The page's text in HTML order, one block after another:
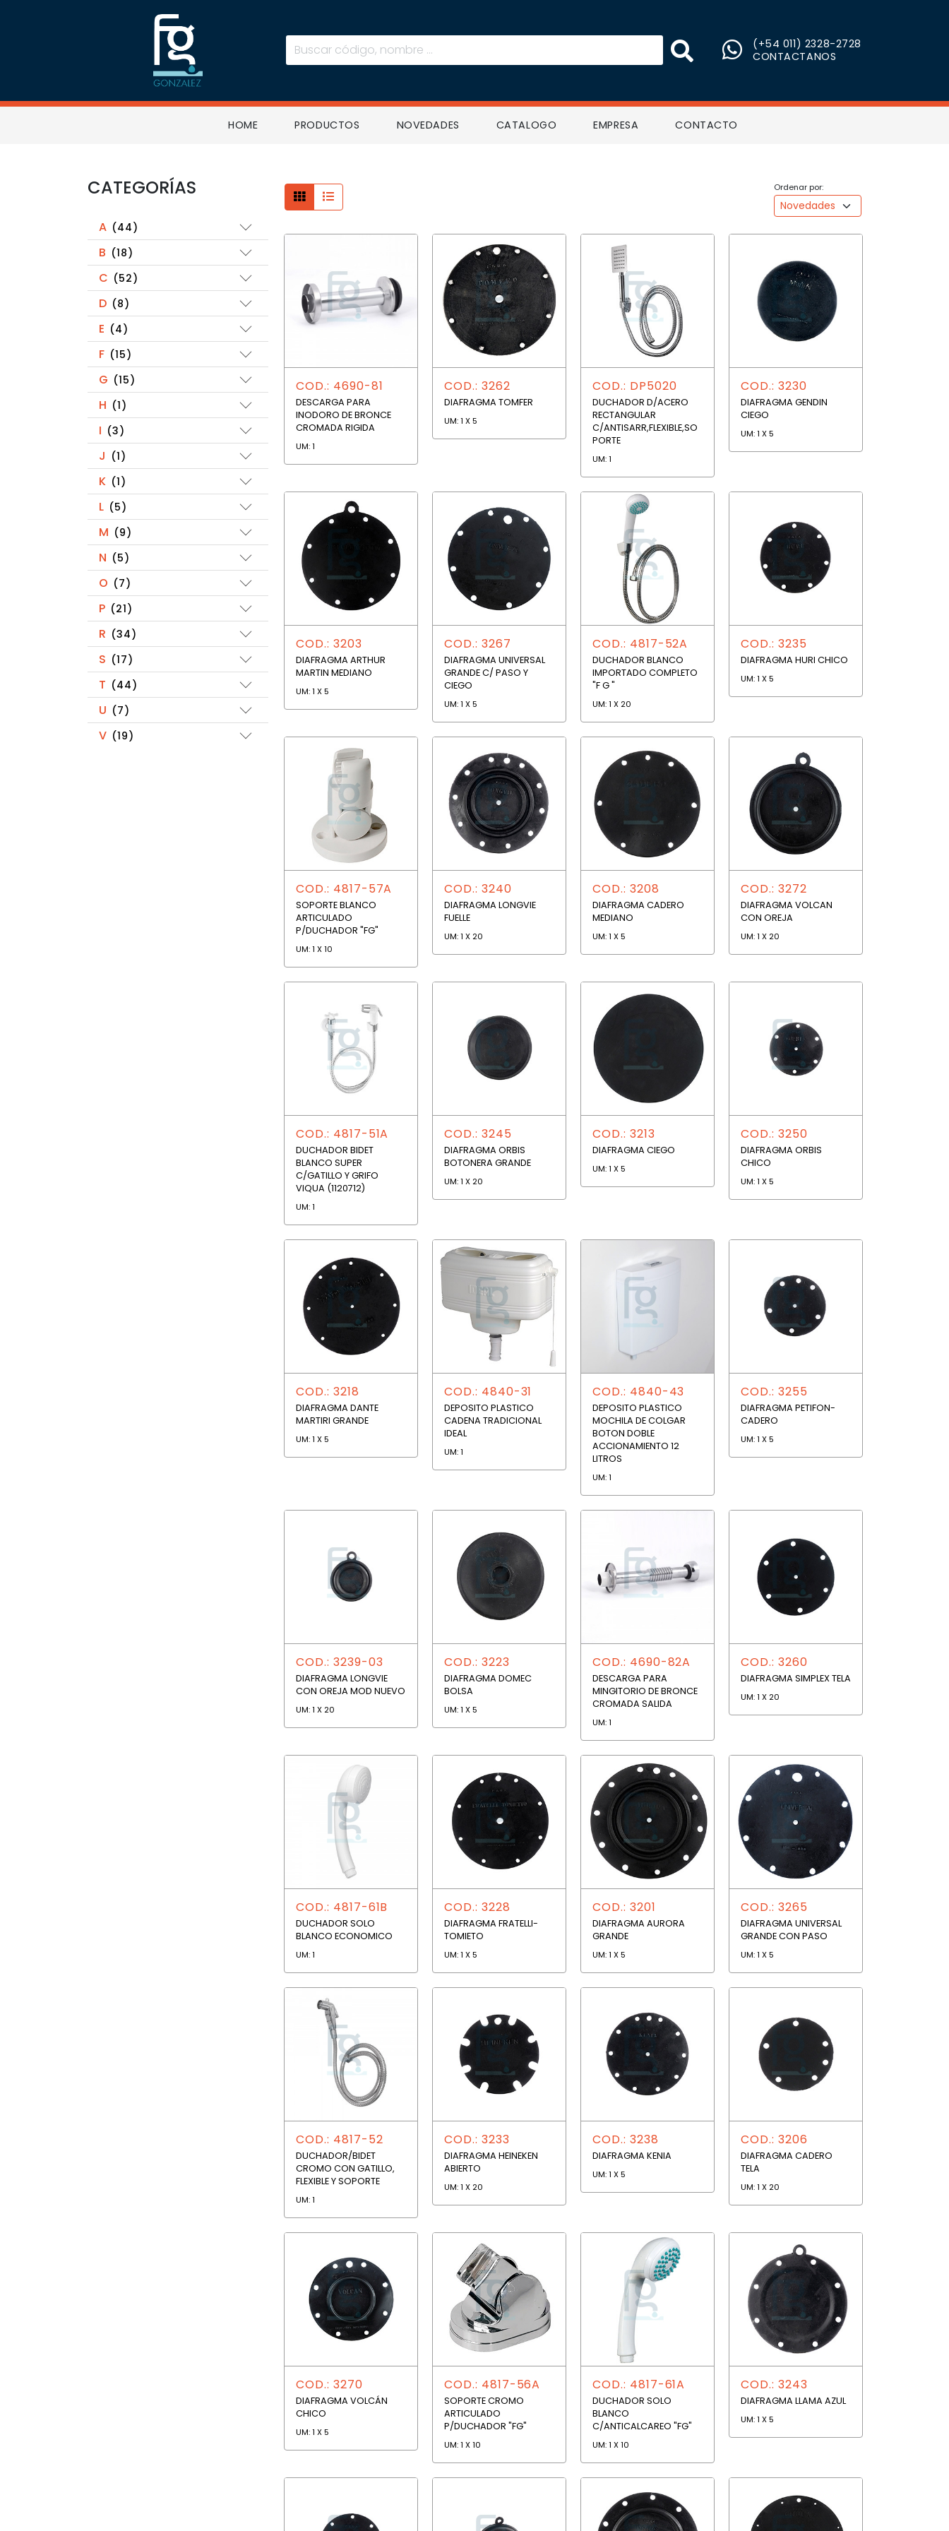
(+54 011) 2328-2728
CONTACTANOS
HOME PRODUCTOS NOVEDADES CATALOGO EMPRESA CONTACTO
CATEGORÍAS
A (44)
B (18)
C (52)
D (8)
E (4)
F (15)
G (15)
H (1)
I (3)
J (1)
K (1)
L (5)
M (9)
N (5)
O (7)
P (21)
R (34)
S (17)
T (44)
U (7)
V (19)
Ordenar por:
COD.: 4690-81
DESCARGA PARA
INODORO DE BRONCE
CROMADA RIGIDA
UM: 1
COD.: 3262
DIAFRAGMA TOMFER
UM: 1 X 5
COD.: DP5020
DUCHADOR D/ACERO
RECTANGULAR
C/ANTISARR,FLEXIBLE,SO
PORTE
UM: 1
COD.: 3230
DIAFRAGMA GENDIN
CIEGO
UM: 1 X 5
COD.: 3203
DIAFRAGMA ARTHUR
MARTIN MEDIANO
UM: 1 X 5
COD.: 3267
DIAFRAGMA UNIVERSAL
GRANDE C/ PASO Y
CIEGO
UM: 1 X 5
COD.: 4817-52A
DUCHADOR BLANCO
IMPORTADO COMPLETO
"F G "
UM: 1 X 20
COD.: 3235
DIAFRAGMA HURI CHICO
UM: 1 X 5
COD.: 4817-57A
SOPORTE BLANCO
ARTICULADO
P/DUCHADOR "FG"
UM: 1 X 10
COD.: 3240
DIAFRAGMA LONGVIE
FUELLE
UM: 1 X 20
COD.: 3208
DIAFRAGMA CADERO
MEDIANO
UM: 1 X 5
COD.: 3272
DIAFRAGMA VOLCAN
CON OREJA
UM: 1 X 20
COD.: 4817-51A
DUCHADOR BIDET
BLANCO SUPER
C/GATILLO Y GRIFO
VIQUA (1120712)
UM: 1
COD.: 3245
DIAFRAGMA ORBIS
BOTONERA GRANDE
UM: 1 X 20
COD.: 3213
DIAFRAGMA CIEGO
UM: 1 X 5
COD.: 3250
DIAFRAGMA ORBIS
CHICO
UM: 1 X 5
COD.: 3218
DIAFRAGMA DANTE
MARTIRI GRANDE
UM: 1 X 5
COD.: 4840-31
DEPOSITO PLASTICO
CADENA TRADICIONAL
IDEAL
UM: 1
COD.: 4840-43
DEPOSITO PLASTICO
MOCHILA DE COLGAR
BOTON DOBLE
ACCIONAMIENTO 12
LITROS
UM: 1
COD.: 3255
DIAFRAGMA PETIFON-
CADERO
UM: 1 X 5
COD.: 3239-03
DIAFRAGMA LONGVIE
CON OREJA MOD NUEVO
UM: 1 X 20
COD.: 3223
DIAFRAGMA DOMEC
BOLSA
UM: 1 X 5
COD.: 4690-82A
DESCARGA PARA
MINGITORIO DE BRONCE
CROMADA SALIDA
UM: 1
COD.: 3260
DIAFRAGMA SIMPLEX TELA
UM: 1 X 20
COD.: 4817-61B
DUCHADOR SOLO
BLANCO ECONOMICO
UM: 1
COD.: 3228
DIAFRAGMA FRATELLI-
TOMIETO
UM: 1 X 5
COD.: 3201
DIAFRAGMA AURORA
GRANDE
UM: 1 X 5
COD.: 3265
DIAFRAGMA UNIVERSAL
GRANDE CON PASO
UM: 1 X 5
COD.: 4817-52
DUCHADOR/BIDET
CROMO CON GATILLO,
FLEXIBLE Y SOPORTE
UM: 1
COD.: 3233
DIAFRAGMA HEINEKEN
ABIERTO
UM: 1 X 20
COD.: 3238
DIAFRAGMA KENIA
UM: 1 X 5
COD.: 3206
DIAFRAGMA CADERO
TELA
UM: 1 X 20
COD.: 3270
DIAFRAGMA VOLCÁN
CHICO
UM: 1 X 5
COD.: 4817-56A
SOPORTE CROMO
ARTICULADO
P/DUCHADOR "FG"
UM: 1 X 10
COD.: 4817-61A
DUCHADOR SOLO
BLANCO
C/ANTICALCAREO "FG"
UM: 1 X 10
COD.: 3243
DIAFRAGMA LLAMA AZUL
UM: 1 X 5